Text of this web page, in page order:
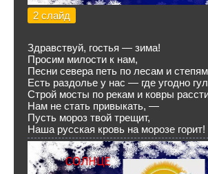
2 слайд
Здравствуй, гостья — зима!
Просим милости к нам,
Песни севера петь по лесам и
Есть раздолье у нас — где угодно
Строй мосты по рекам и ковры
Нам не стать привыкать, —
Пусть мороз твой трещит,
Наша русская кровь на морозе горит!